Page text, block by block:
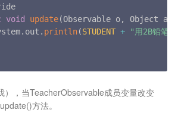
void update(Observable o, Object arg
. out . println(STUDENT +
"用2B铅笔
方法。